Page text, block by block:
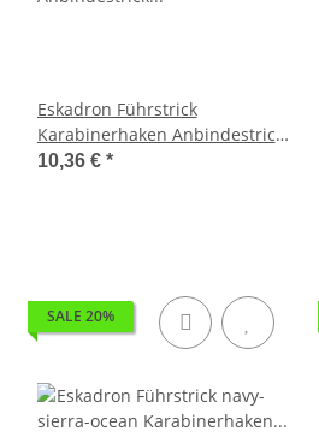
Eskadron Führstrick
Karabinerhaken Anbindestrick
Strick Platinum 2025
10,36 € *
SALE 20%